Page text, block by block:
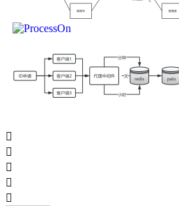




